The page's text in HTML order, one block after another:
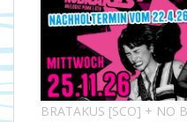
BRATAKUS [SCO] + NO